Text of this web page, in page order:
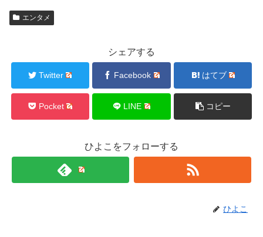
エンタメ
シェアする
Twitter Facebook はてブ
Pocket LINE コピー
ひよこをフォローする
ひよこ